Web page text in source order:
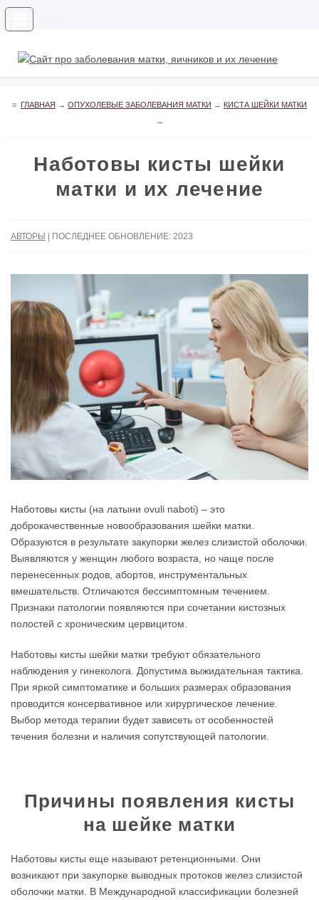
≡ ГЛАВНАЯ → ОПУХОЛЕВЫЕ ЗАБОЛЕВАНИЯ МАТКИ → КИСТА ШЕЙКИ МАТКИ
→
Наботовы кисты шейки
матки и их лечение
АВТОРЫ | ПОСЛЕДНЕЕ ОБНОВЛЕНИЕ: 2023
Наботовы кисты (на латыни ovuli naboti) – это
доброкачественные новообразования шейки матки.
Образуются в результате закупорки желез слизистой оболочки.
Выявляются у женщин любого возраста, но чаще после
перенесенных родов, абортов, инструментальных
вмешательств. Отличаются бессимптомным течением.
Признаки патологии появляются при сочетании кистозных
полостей с хроническим цервицитом.
Наботовы кисты шейки матки требуют обязательного
наблюдения у гинеколога. Допустима выжидательная тактика.
При яркой симптоматике и больших размерах образования
проводится консервативное или хирургическое лечение.
Выбор метода терапии будет зависеть от особенностей
течения болезни и наличия сопутствующей патологии.
Причины появления кисты
на шейке матки
Наботовы кисты еще называют ретенционными. Они
возникают при закупорке выводных протоков желез слизистой
оболочки матки. В Международной классификации болезней